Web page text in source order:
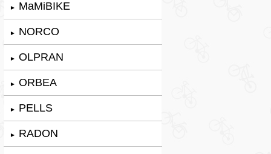
► MaMiBIKE
► NORCO
► OLPRAN
► ORBEA
► PELLS
► RADON